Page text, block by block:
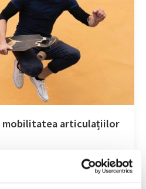
mobilitatea articulațiilor
Trecerea de 40 de ani vine cu
în tot corpul, iar articulațiile